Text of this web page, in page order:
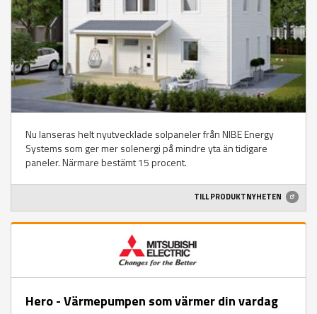
Nu lanseras helt nyutvecklade solpaneler från NIBE Energy
Systems som ger mer solenergi på mindre yta än tidigare
paneler. Närmare bestämt 15 procent.
TILL PRODUKTNYHETEN
Hero - Värmepumpen som värmer din vardag